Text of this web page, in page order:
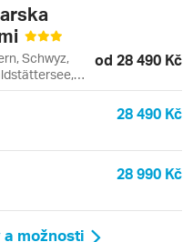
Schwyz,
Locarno,
od 28 490 Kč
28 490 Kč
28 990 Kč
možnosti